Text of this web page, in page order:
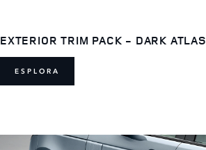
EXTERIOR TRIM PACK - DARK ATLAS
ESPLORA